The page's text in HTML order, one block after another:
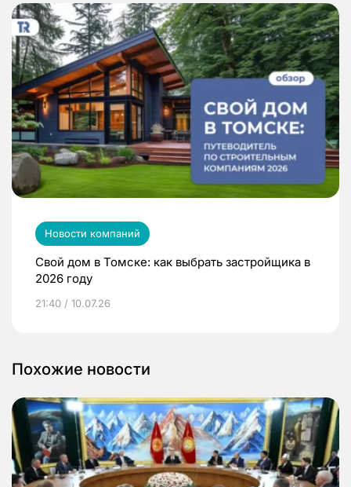
Новости компаний
Свой дом в Томске: как выбрать застройщика в
2026 году
21:40 / 10.07.26
Похожие новости